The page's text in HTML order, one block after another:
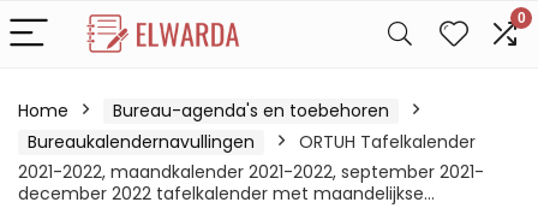
0
Home
Bureau-agenda's en toebehoren
Bureaukalendernavullingen
ORTUH Tafelkalender
2021-2022, maandkalender 2021-2022, september 2021-
december 2022 tafelkalender met maandelijkse…